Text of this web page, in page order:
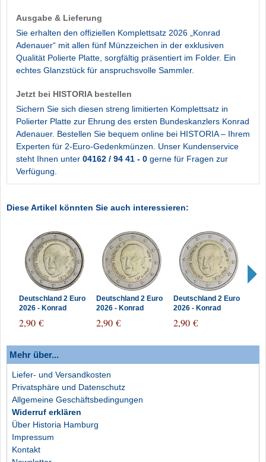
Ausgabe & Lieferung
Sie erhalten den offiziellen Komplettsatz 2026 „Konrad
Adenauer“ mit allen fünf Münzzeichen in der exklusiven
Qualität Polierte Platte, sorgfältig präsentiert im Folder. Ein
echtes Glanzstück für anspruchsvolle Sammler.
Jetzt bei HISTORIA bestellen
Sichern Sie sich diesen streng limitierten Komplettsatz in
Polierter Platte zur Ehrung des ersten Bundeskanzlers Konrad
Adenauer. Bestellen Sie bequem online bei HISTORIA – Ihrem
Experten für 2-Euro-Gedenkmünzen. Unser Kundenservice
steht Ihnen unter 04162 / 94 41 - 0 gerne für Fragen zur
Verfügung.
Diese Artikel könnten Sie auch interessieren:
Deutschland 2 Euro
2026 - Konrad
Münzzeichen J
2,90 €
Deutschland 2 Euro
2026 - Konrad
Münzzeichen G
2,90 €
Deutschland 2 Euro
2026 - Konrad
Münzzeichen F
2,90 €
Mehr über...
Liefer- und Versandkosten
Privatsphäre und Datenschutz
Allgemeine Geschäftsbedingungen
Widerruf erklären
Über Historia Hamburg
Impressum
Kontakt